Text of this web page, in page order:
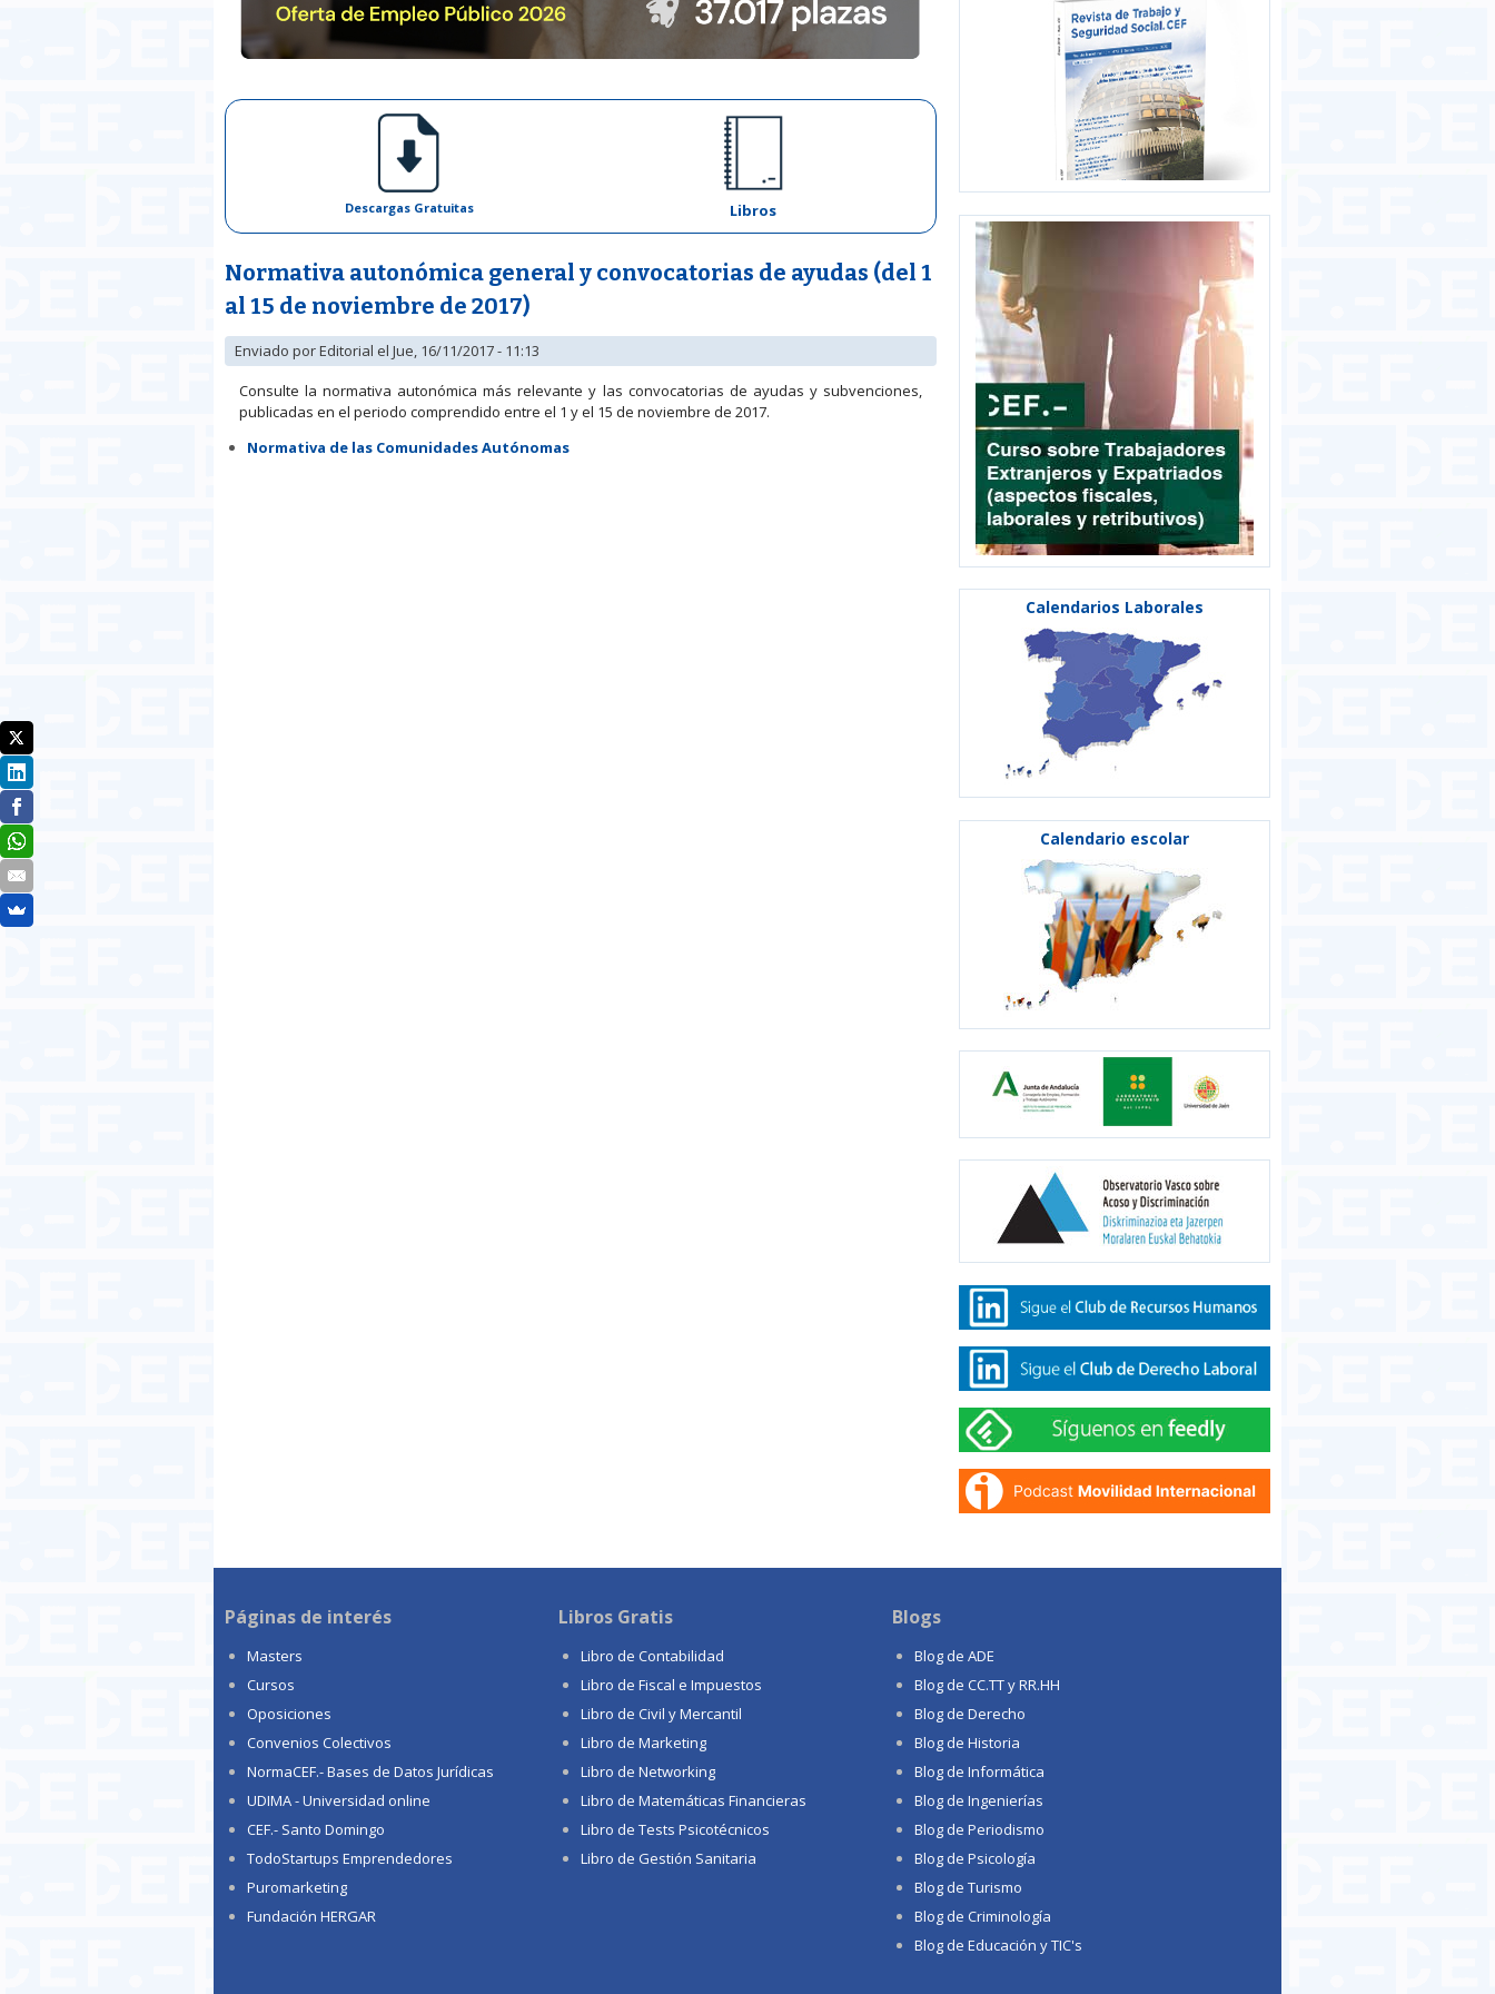
Descargas Gratuitas Libros
Normativa autonómica general y convocatorias de ayudas (del 1
al 15 de noviembre de 2017)
Enviado porEditorial el Jue, 16/11/2017 - 11:13
Consulte la normativa autonómica más relevante y las convocatorias de ayudas y subvenciones,
publicadas en el periodo comprendido entre el 1 y el 15 de noviembre de 2017.
Normativa de las Comunidades Autónomas
Calendarios Laborales
Calendario escolar
Páginas de interés
Masters
Cursos
Oposiciones
Convenios Colectivos
NormaCEF.- Bases de Datos Jurídicas
UDIMA - Universidad online
CEF.- Santo Domingo
TodoStartups Emprendedores
Puromarketing
Fundación HERGAR
Libros Gratis
Libro de Contabilidad
Libro de Fiscal e Impuestos
Libro de Civil y Mercantil
Libro de Marketing
Libro de Networking
Libro de Matemáticas Financieras
Libro de Tests Psicotécnicos
Libro de Gestión Sanitaria
Blogs
Blog de ADE
Blog de CC.TT y RR.HH
Blog de Derecho
Blog de Historia
Blog de Informática
Blog de Ingenierías
Blog de Periodismo
Blog de Psicología
Blog de Turismo
Blog de Criminología
Blog de Educación y TIC's